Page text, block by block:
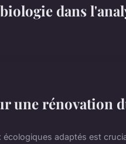
dans
une rénovation
adaptés est